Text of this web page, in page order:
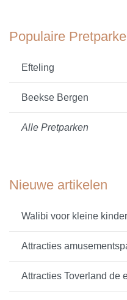
Populaire
Efteling
Beekse Bergen
Alle Pretparken
Nieuwe artikelen
Walibi voor kleine
Attracties
Attracties Toverland de